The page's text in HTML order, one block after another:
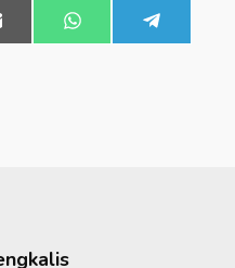
Share
on
Email Share
on
WhatsApp
on